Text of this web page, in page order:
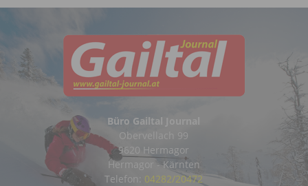
Büro Gailtal Journal
Obervellach 99
9620 Hermagor
Hermagor - Kärnten
Telefon: 04282/20472